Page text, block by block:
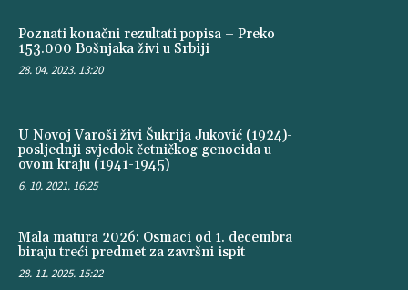
Poznati konačni rezultati popisa – Preko
153.000 Bošnjaka živi u Srbiji
28. 04. 2023. 13:20
U Novoj Varoši živi Šukrija Juković (1924)-
posljednji svjedok četničkog genocida u
ovom kraju (1941-1945)
6. 10. 2021. 16:25
Mala matura 2026: Osmaci od 1. decembra
biraju treći predmet za završni ispit
28. 11. 2025. 15:22